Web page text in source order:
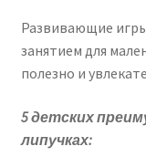
Развивающие
занятием для
полезно и
5 детских
липучках: